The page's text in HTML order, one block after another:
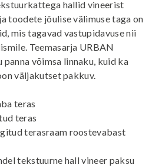
hallid vineerist
toodete jõulise välimuse taga on
mis tagavad vastupidavuse nii
Teemasarja URBAN
võimsa linnaku, kuid ka
väljakutset pakkuv.
teras
teras
terasraam roostevabast
tekstuurne hall vineer paksu